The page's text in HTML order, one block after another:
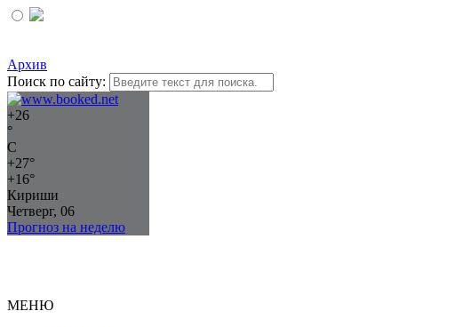
Архив
Поиск по сайту:
+26
°
C
+27°
+16°
Кириши
Четверг, 06
Прогноз на неделю
МЕНЮ